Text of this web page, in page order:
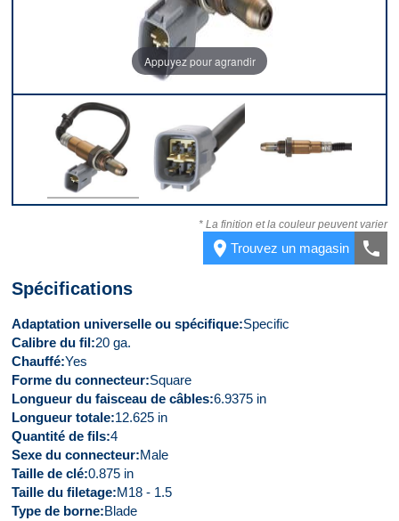
Appuyez pour agrandir
Connecteur Côté
* La finition et la couleur peuvent varier
place Trouvez un magasin call
Spécifications
Adaptation universelle ou spécifique Specific
Calibre du fil 20 ga.
Chauffé Yes
Forme du connecteur Square
Longueur du faisceau de câbles 6.9375 in
Longueur totale 12.625 in
Quantité de fils 4
Sexe du connecteur Male
Taille de clé 0.875 in
Taille du filetage M18 - 1.5
Type de borne Blade